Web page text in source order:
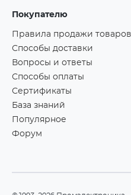
Покупателю
Правила продажи
Способы доставки
Вопросы и ответы
Способы оплаты
Сертификаты
База знаний
Популярное
Форум